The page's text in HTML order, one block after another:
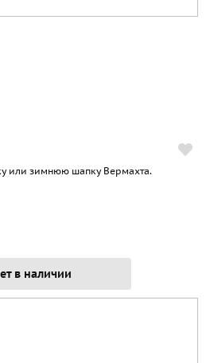
или зимнюю шапку Вермахта.
в наличии